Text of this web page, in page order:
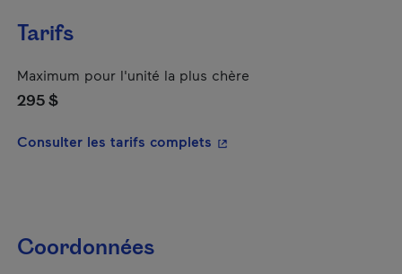
Tarifs
Maximum pour l'unité la plus chère
295 $
Consulter les tarifs complets - Cet hyperlien s'ouvrira
Coordonnées